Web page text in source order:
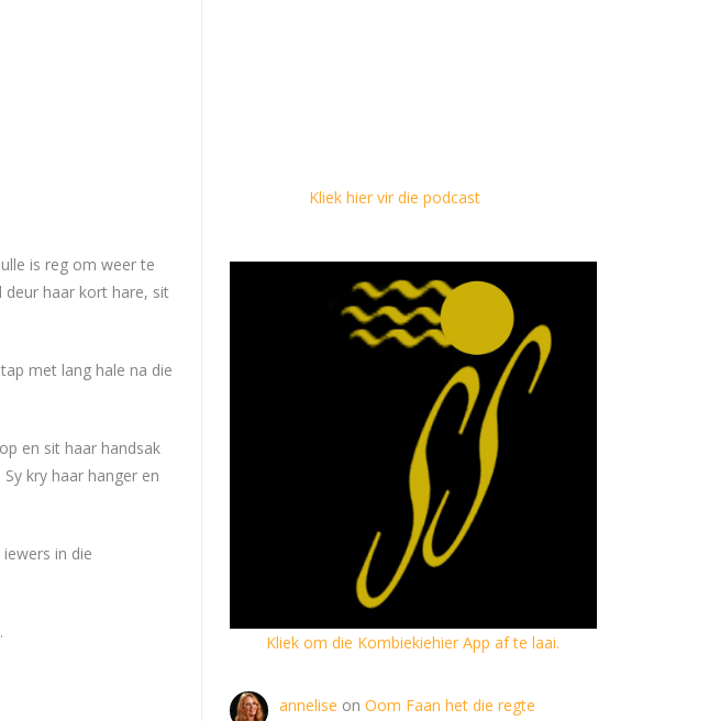
is reg om weer te
deur haar kort hare, sit
met lang hale na die
en sit haar handsak
kry haar hanger en
in die
Kliek hier vir die podcast
Kliek om die Kombiekiehier App af te laai.
annelise onOom Faan het die regte